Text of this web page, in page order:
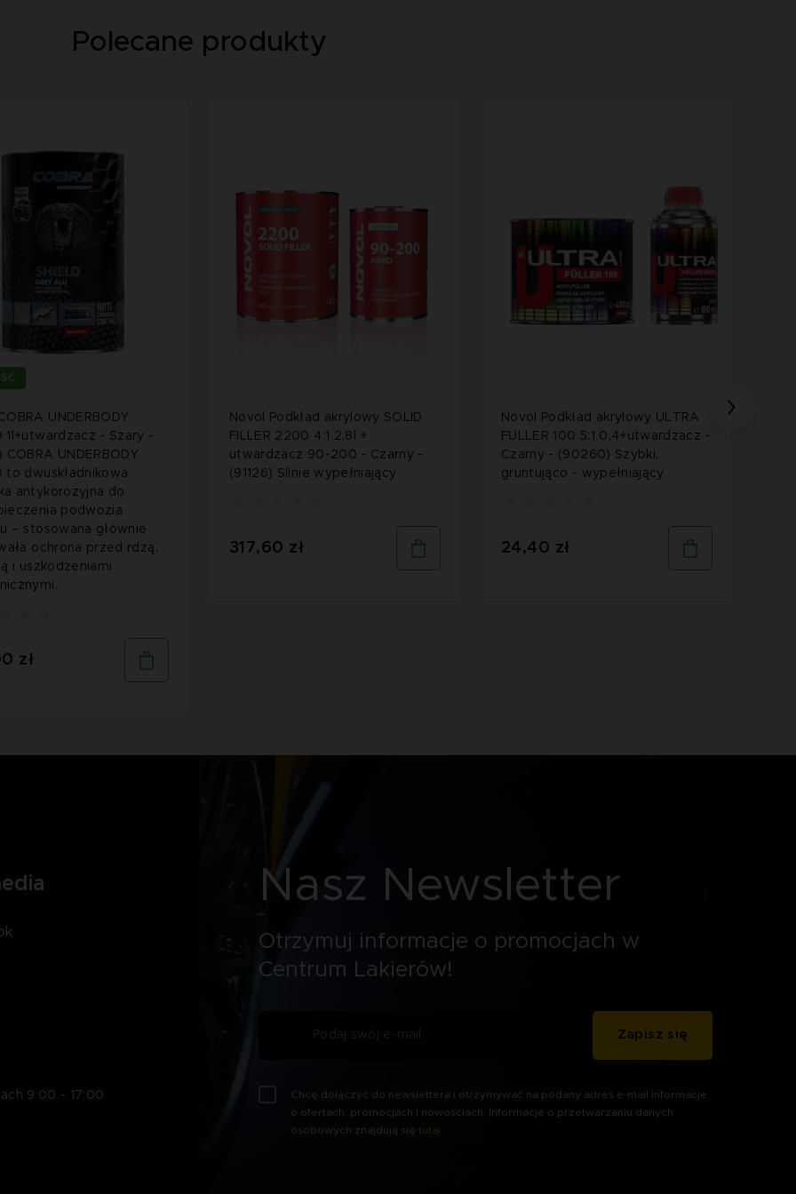
Polecane produkty
UNDERBODY
1l+utwardzacz - Szary -
COBRA UNDERBODY
to dwuskładnikowa
antykorozyjna do
podwozia
– stosowana głównie
ochrona przed rdzą,
i uszkodzeniami
zł
Novol Podkład akrylowy SOLID
FILLER 2200 4:1 2,8l +
utwardzacz 90-200 - Czarny -
(91126) Silnie wypełniający
317,60 zł
Novol Podkład akrylowy ULTRA
FULLER 100 5:1 0,4+utwardzacz -
Czarny - (90260) Szybki,
gruntująco - wypełniający
24,40 zł
9:00 - 17:00
Nasz Newsletter
Otrzymuj informacje o promocjach w
Centrum Lakierów!
Chcę dołączyć do newslettera i otrzymywać na podany adres e-mail informacje
o ofertach, promocjach i nowościach. Informacje o przetwarzaniu danych
osobowych znajdują się tutaj
Zapisz się